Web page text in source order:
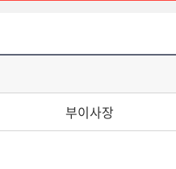
부이사장